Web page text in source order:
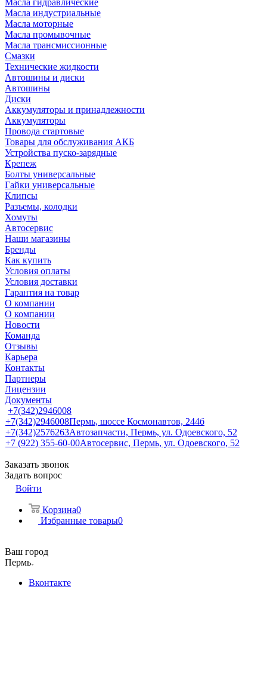
Масла гидравлические
Масла индустриальные
Масла моторные
Масла промывочные
Масла трансмиссионные
Смазки
Технические жидкости
Автошины и диски
Автошины
Диски
Аккумуляторы и принадлежности
Аккумуляторы
Провода стартовые
Товары для обслуживания АКБ
Устройства пуско-зарядные
Крепеж
Болты универсальные
Гайки универсальные
Клипсы
Разъемы, колодки
Хомуты
Автосервис
Наши магазины
Бренды
Как купить
Условия оплаты
Условия доставки
Гарантия на товар
О компании
О компании
Новости
Команда
Отзывы
Карьера
Контакты
Партнеры
Лицензии
Документы
+7(342)2946008
+7(342)2946008Пермь, шоссе Космонавтов, 244б
+7(342)2576263Автозапчасти, Пермь, ул. Одоевского, 52
+7 (922) 355-60-00Автосервис, Пермь, ул. Одоевского, 52
Заказать звонок
Задать вопрос
Войти
Корзина0
Избранные товары0
Ваш город
Пермь
Вконтакте